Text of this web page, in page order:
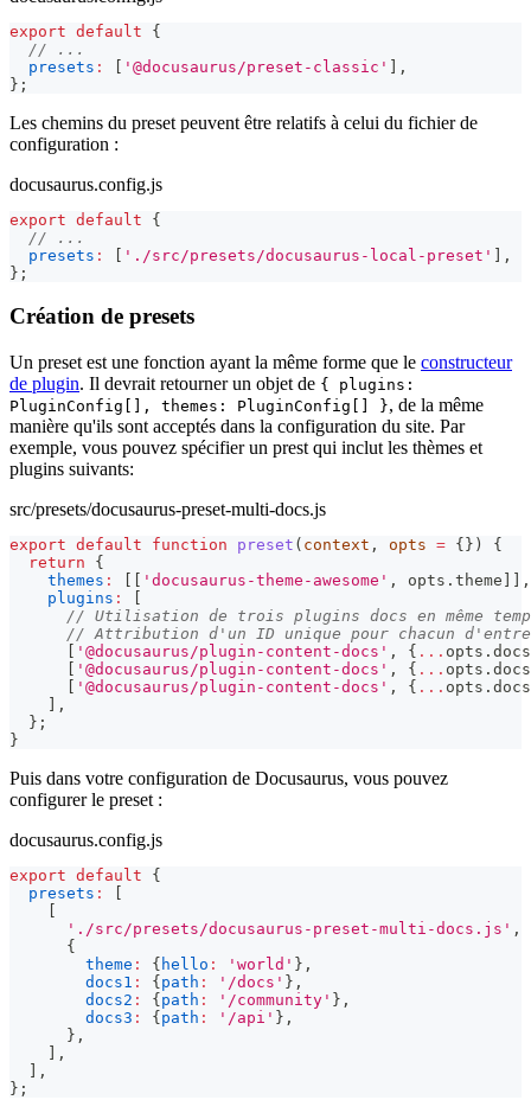
export default
{
// ...
presets : [ '@docusaurus/preset-classic' ] ,
} ;
Les chemins du preset peuvent être relatifs à celui du fichier de
configuration :
docusaurus.config.js
export default
{
// ...
presets : [ './src/presets/docusaurus-local-preset' ] ,
} ;
Création de presets
Un preset est une fonction ayant la même forme que le constructeur
de plugin. Il devrait retourner un objet de { plugins:
PluginConfig[], themes: PluginConfig[] }, de la même
manière qu'ils sont acceptés dans la configuration du site. Par
exemple, vous pouvez spécifier un prest qui inclut les thèmes et
plugins suivants:
src/presets/docusaurus-preset-multi-docs.js
export default function preset ( context , opts = { } )
{
return
{
themes : 'docusaurus-theme-awesome' , opts . theme
,
plugins :
// Utilisation de trois plugins docs en même
// Attribution d'un ID unique pour chacun
'@docusaurus/plugin-content-docs' , { ... opts .
'@docusaurus/plugin-content-docs' , { ... opts .
'@docusaurus/plugin-content-docs' , { ... opts .
,
} ;
}
Puis dans votre configuration de Docusaurus, vous pouvez
configurer le preset :
docusaurus.config.js
export default
{
presets :
'./src/presets/docusaurus-preset-multi-docs.js' ,
{
theme : { hello : 'world' } ,
docs1 : { path : '/docs' } ,
docs2 : { path : '/community' } ,
docs3 : { path : '/api' } ,
} ,
,
,
} ;